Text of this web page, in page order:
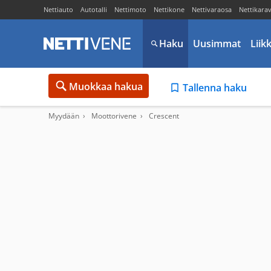
Nettiauto Autotalli Nettimoto Nettikone Nettivaraosa
Haku Uusimmat
Muokkaa hakua Tallenna haku
Myydään Moottorivene Crescent